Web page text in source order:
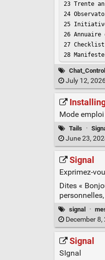
23 Trente
24
25
26 Annuaire
27
28 Manifeste
Chat_Control
July 12,
Mode
Tails ·
June 23,
Signal
Exprimez-
Dites «
signal ·
December 8,
Signal
SIgnal